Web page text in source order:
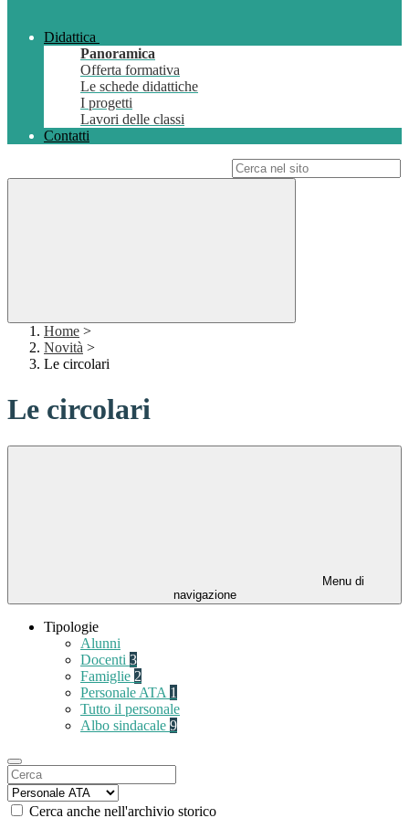
Didattica
Panoramica
Offerta formativa
Le schede didattiche
I progetti
Lavori delle classi
Contatti
Home >
Novità >
Le circolari
Le circolari
Menu di
navigazione
Tipologie
Alunni
Docenti 3
Famiglie 2
Personale ATA 1
Tutto il personale
Albo sindacale 9
Cerca anche nell'archivio storico